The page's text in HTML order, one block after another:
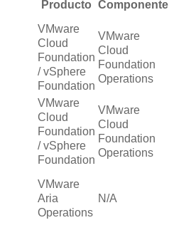
Producto Componente
VMware
Cloud
Foundation
/ vSphere
Foundation
VMware
Cloud
Foundation
Operations
VMware
Cloud
Foundation
/ vSphere
Foundation
VMware
Cloud
Foundation
Operations
VMware
Aria
Operations
N/A